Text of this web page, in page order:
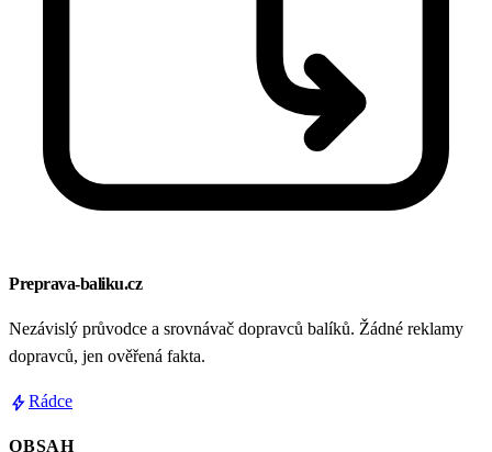
Preprava-baliku.cz
Nezávislý průvodce a srovnávač dopravců balíků. Žádné reklamy
dopravců, jen ověřená fakta.
boltRádce
OBSAH